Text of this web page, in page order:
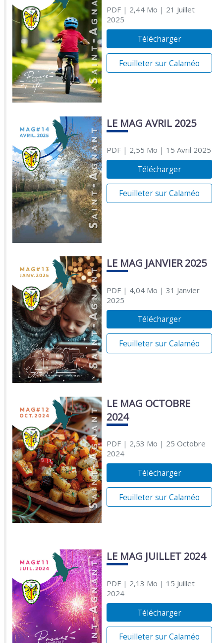
PDF| 2,44 Mo | 21 Juillet
2025
Télécharger
Feuilleter sur Calaméo
LE MAG AVRIL 2025
PDF| 2,55 Mo | 15 Avril 2025
Télécharger
Feuilleter sur Calaméo
LE MAG JANVIER 2025
PDF| 4,04 Mo | 31 Janvier
2025
Télécharger
Feuilleter sur Calaméo
LE MAG OCTOBRE
2024
PDF| 2,53 Mo | 25 Octobre
2024
Télécharger
Feuilleter sur Calaméo
LE MAG JUILLET 2024
PDF| 2,13 Mo | 15 Juillet
2024
Télécharger
Feuilleter sur Calaméo